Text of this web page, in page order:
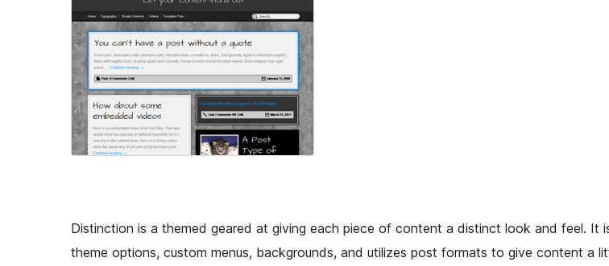
Distinction is a themed geared at giving each piece of content a distinct look and feel. It
theme options, custom menus, backgrounds, and utilizes post formats to give content a